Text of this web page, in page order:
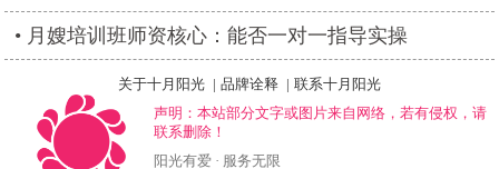
月嫂培训班师资核心：能否一对一指导实操
关于十月阳光 | 品牌诠释 | 联系十月阳光
声明：本站部分文字或图片来自网络，若有侵权，请
联系删除！
阳光有爱 · 服务无限